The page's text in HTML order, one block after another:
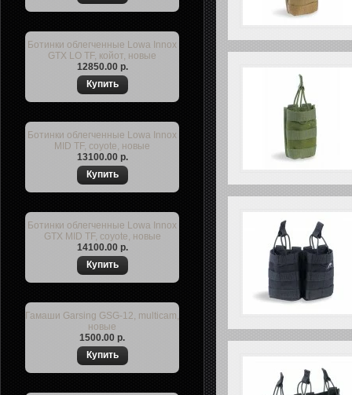
Ботинки облегченные Lowa Innox
GTX LO TF, койот, новые
12850.00 р.
Ботинки облегченные Lowa Innox
MID TF, coyote, новые
13100.00 р.
Ботинки облегченные Lowa Innox
GTX MID TF, coyote, новые
14100.00 р.
Гамаши Garsing GSG-12, multicam,
новые
1500.00 р.